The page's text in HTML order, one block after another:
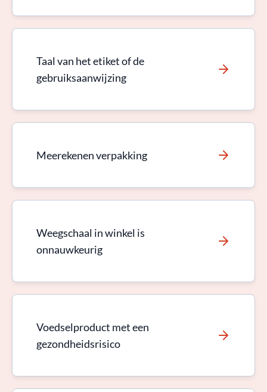
Taal van het etiket of de
gebruiksaanwijzing
Meerekenen verpakking
Weegschaal in winkel is
onnauwkeurig
Voedselproduct met een
gezondheidsrisico